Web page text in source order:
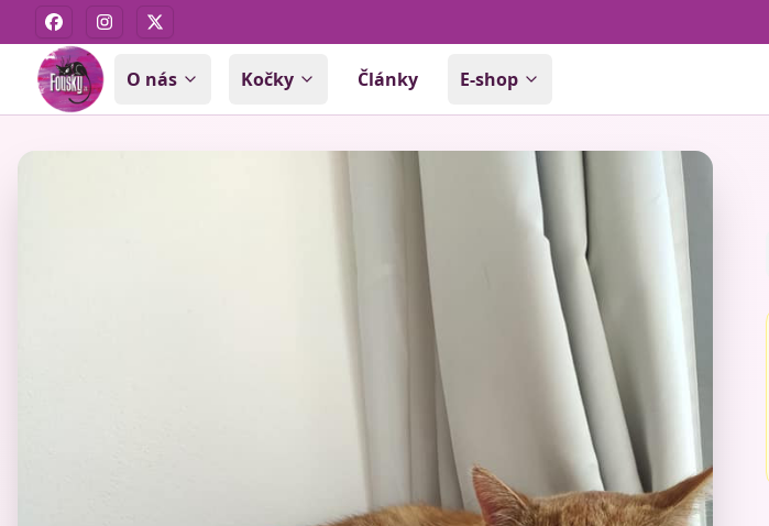
FacebookInstagram
X
O nás Kočky Články E-shop